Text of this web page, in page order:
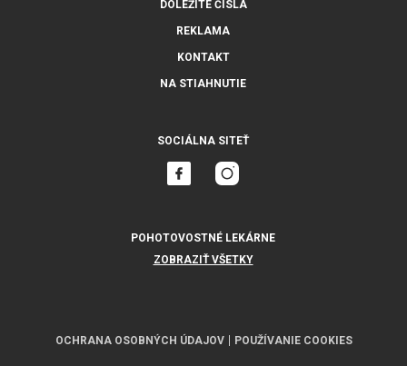
DÔLEŽITÉ ČÍSLA
REKLAMA
KONTAKT
NA STIAHNUTIE
SOCIÁLNA SITEŤ
POHOTOVOSTNÉ LEKÁRNE
ZOBRAZIŤ VŠETKY
OCHRANA OSOBNÝCH ÚDAJOV POUŽÍVANIE COOKIES